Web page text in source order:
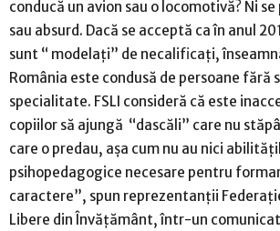
conducă un avion sau o locomotivă? Ni
sau absurd. Dacă se acceptă ca în anul
sunt “ modelaţi” de necalificaţi,
România este condusă de persoane fără
specialitate. FSLI consideră că este
copiilor să ajungă “dascăli” care nu
care o predau, aşa cum nu au nici
psihopedagogice necesare pentru
caractere”, spun reprezentanţii
Libere din Învăţământ, într-un